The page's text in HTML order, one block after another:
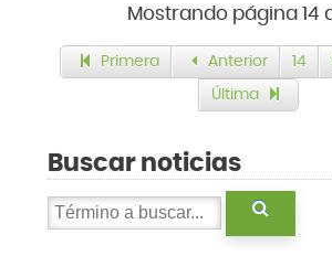
Mostrando página 14
Primera Anterior 14
Última
Buscar noticias